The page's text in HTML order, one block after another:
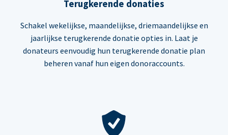
Terugkerende donaties
Schakel wekelijkse, maandelijkse, driemaandelijkse en
jaarlijkse terugkerende donatie opties in. Laat je
donateurs eenvoudig hun terugkerende donatie plan
beheren vanaf hun eigen donoraccounts.